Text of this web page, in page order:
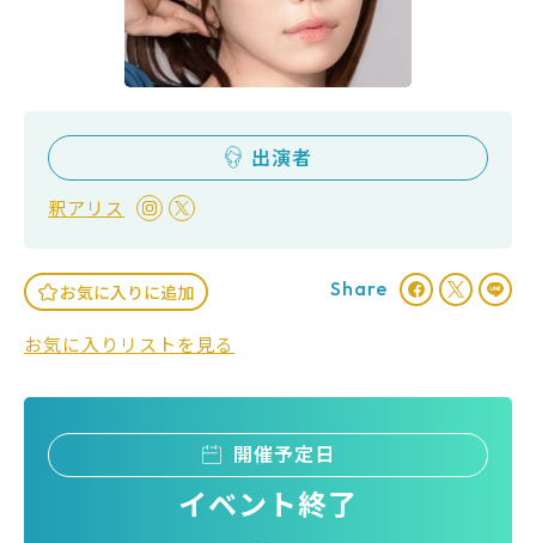
出演者
釈アリス
お気に入りに追加
お気に入りリストを見る
Share
開催予定日
イベント終了